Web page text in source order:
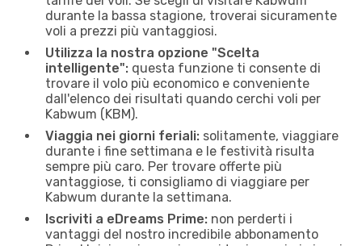
durante la bassa stagione, troverai sicuramente
voli a prezzi più vantaggiosi.
Utilizza la nostra opzione "Scelta
intelligente": questa funzione ti consente di
trovare il volo più economico e conveniente
dall'elenco dei risultati quando cerchi voli per
Kabwum (KBM).
Viaggia nei giorni feriali: solitamente, viaggiare
durante i fine settimana e le festività risulta
sempre più caro. Per trovare offerte più
vantaggiose, ti consigliamo di viaggiare per
Kabwum durante la settimana.
Iscriviti a eDreams Prime: non perderti i
vantaggi del nostro incredibile abbonamento